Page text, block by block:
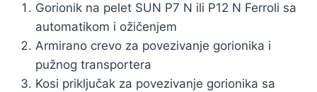
Gorionik na pelet SUN P7 N ili P12 N Ferroli sa
automatikom i ožičenjem
Armirano crevo za povezivanje gorionika i
pužnog transportera
Kosi priključak za povezivanje gorionika sa